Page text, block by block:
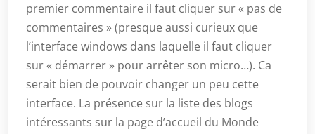
premier commentaire il faut cliquer sur « pas de
commentaires » (presque aussi curieux que
l’interface windows dans laquelle il faut cliquer
sur « démarrer » pour arrêter son micro…). Ca
serait bien de pouvoir changer un peu cette
interface. La présence sur la liste des blogs
intéressants sur la page d’accueil du Monde